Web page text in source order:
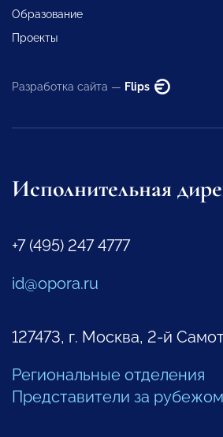
Образование
Проекты
Разработка сайта — Flips
Исполнительная
+7 (495) 247 4777
id@opora.ru
127473, г. Москва, 2-й
Региональные отделения
Представители за рубежом